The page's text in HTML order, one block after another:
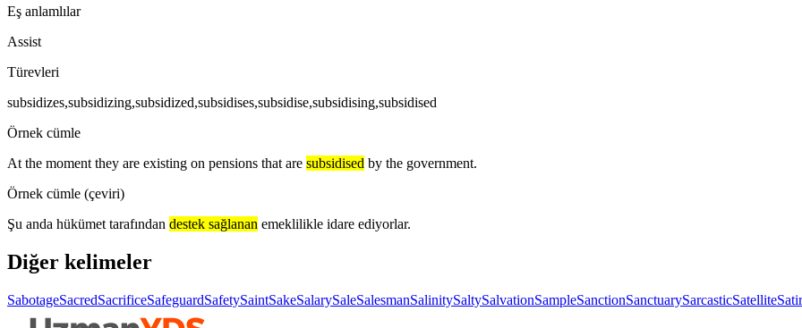
Eş anlamlılar
Assist
Türevleri
subsidizes,subsidizing,subsidized,subsidises,subsidise,subsidising,subsidised
Örnek cümle
At the moment they are existing on pensions that are subsidised by the government.
Örnek cümle (çeviri)
Şu anda hükümet tarafından destek sağlanan emeklilikle idare ediyorlar.
Diğer kelimeler
SabotageSacredSacrificeSafeguardSafetySaintSakeSalarySaleSalesmanSalinitySaltySalvationSampleSanctionSanctuarySarcasticSatellite